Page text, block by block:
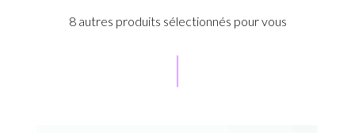
8 autres produits sélectionnés pour vous